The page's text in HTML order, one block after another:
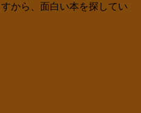
から、面白い本を探してい